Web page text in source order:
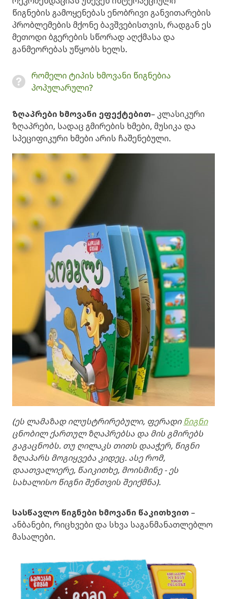
წიგნების გამოყენებას ენობრივი განვითარების
პრობლემების მქონე ბავშვებისთვის, რადგან ეს
მეთოდი ბგერების სწორად აღქმასა და
განმეორებას უწყობს ხელს.
რომელი ტიპის ხმოვანი წიგნებია
პოპულარული?
ზღაპრები ხმოვანი ეფექტებით– კლასიკური
ზღაპრები, სადაც გმირების ხმები, მუსიკა და
სპეციფიკური ხმები არის ჩაშენებული.
(ეს ლამაზად ილუსტრირებული, ფერადი წიგნი
ცნობილ ქართულ ზღაპრებსა და მის გმირებს
გაგაცნობს. თუ ღილაკს თითს დააჭერ, წიგნი
ზღაპარს მოგიყვება კიდეც. ასე რომ,
დაათვალიერე, წაიკითხე, მოისმინე - ეს
სახალისო წიგნი შენთვის შეიქმნა).
სასწავლო წიგნები ხმოვანი წაკითხვით –
ანბანები, რიცხვები და სხვა საგანმანათლებლო
მასალები.